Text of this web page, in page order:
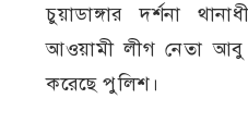
চুয়াডাঙ্গার দর্শনা
আওয়ামী লীগ নেতা আবু
করেছে পুলিশ।